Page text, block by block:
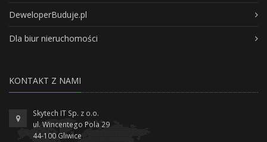
DeweloperBuduje.pl
Dla biur nieruchomości
KONTAKT Z NAMI
Skytech IT Sp. z o.o.
ul. Wincentego Pola 29
44-100 Gliwice